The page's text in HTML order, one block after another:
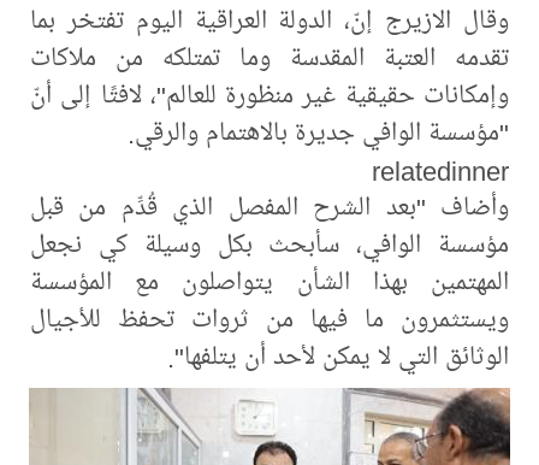
وقال الازيرج إنّ، الدولة العراقية اليوم تفتخر بما
تقدمه العتبة المقدسة وما تمتلكه من ملاكات
وإمكانات حقيقية غير منظورة للعالم"، لافتًا إلى أنّ
"مؤسسة الوافي جديرة بالاهتمام والرقي.
relatedinner
وأضاف "بعد الشرح المفصل الذي قُدِّم من قبل
مؤسسة الوافي، سأبحث بكل وسيلة كي نجعل
المهتمين بهذا الشأن يتواصلون مع المؤسسة
ويستثمرون ما فيها من ثروات تحفظ للأجيال
الوثائق التي لا يمكن لأحد أن يتلفها".